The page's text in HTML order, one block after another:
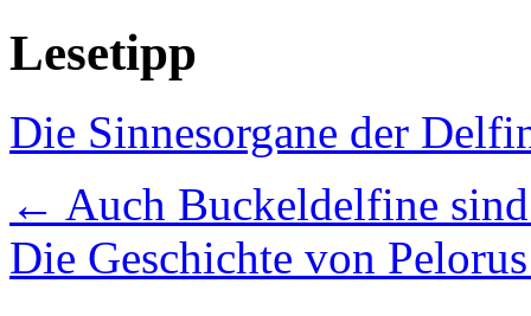
Lesetipp
Die Sinnesorgane der
← Auch Buckeldelfine
Die Geschichte von